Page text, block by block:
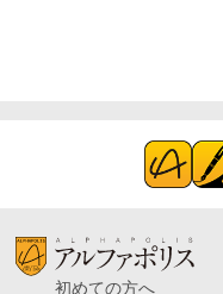
初めての方へ